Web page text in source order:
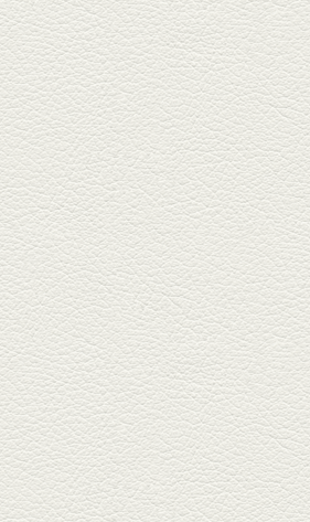
あくまのポテサラ＆変わ
り天ぷら盛り合わせ
武蔵小路の「たぬきと銀杏」で
自慢の「変わり天ぷら」を
「KAORU」...
2025年8月15日放送
お刺身盛り合わせ＆干物
盛りの七輪焼き
酒場通りの「食楽みかげ」は、
オーナーこだわりの魚料理が味
わえ...
2025年7月25日放送
朝ごはんプレート＆かん
ぱちのカマ(塩焼き)
並木坂では珍しい朝ごはんの店
「コルハコ」で昼飲みの刻。
「銀し...
2025年7月4日放送
生姜香る鮭とイクラの土
鍋ご飯 など
銀杏中通りにこの春オープンし
た「創作ダイニング真」へ。暑